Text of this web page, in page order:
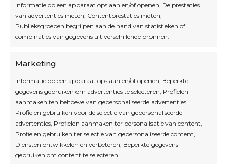
Informatie op een apparaat opslaan en/of openen, De prestaties
van advertenties meten, Contentprestaties meten,
Publieksgroepen begrijpen aan de hand van statistieken of
combinaties van gegevens uit verschillende bronnen.
Marketing
Informatie op een apparaat opslaan en/of openen, Beperkte
gegevens gebruiken om advertenties te selecteren, Profielen
aanmaken ten behoeve van gepersonaliseerde advertenties,
Profielen gebruiken voor de selectie van gepersonaliseerde
advertenties, Profielen aanmaken ter personalisatie van content,
Profielen gebruiken ter selectie van gepersonaliseerde content,
Diensten ontwikkelen en verbeteren, Beperkte gegevens
gebruiken om content te selecteren.
Openingsuren
Blijf op de hoogte
Interesse in leuke kadotips of toffe acties?
Laat dan hier je mailadres achter.